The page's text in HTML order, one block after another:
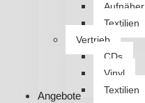
Aufnäher
Textilien
Vertrieb
CDs
Vinyl
Textilien
Angebote